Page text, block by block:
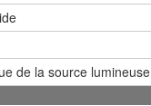
de la source lumineuse